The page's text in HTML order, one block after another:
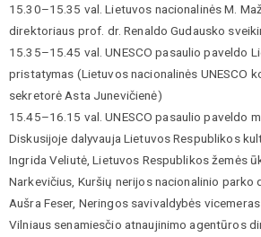
15.30–15.35 val. Lietuvos nacionalinės M.
direktoriaus prof. dr. Renaldo Gudausko
15.35–15.45 val. UNESCO pasaulio paveldo
pristatymas (Lietuvos nacionalinės UNESCO
sekretorė Asta Junevičienė)
15.45–16.15 val. UNESCO pasaulio paveldo
Diskusijoje dalyvauja Lietuvos Respublikos
Ingrida Veliutė, Lietuvos Respublikos žemės
Narkevičius, Kuršių nerijos nacionalinio
Aušra Feser, Neringos savivaldybės
Vilniaus senamiesčio atnaujinimo agentūros